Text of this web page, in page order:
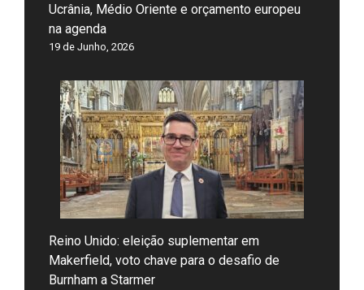
Ucrânia, Médio Oriente e orçamento europeu
na agenda
19 de Junho, 2026
Reino Unido: eleição suplementar em
Makerfield, voto chave para o desafio de
Burnham a Starmer